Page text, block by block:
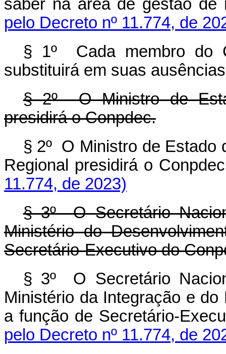
saber na área de gestão
pelo Decreto nº 11.774, de
§ 1º Cada membro do
substituirá em suas
§ 2º O Ministro de
presidirá o Conpdec.
§ 2º O Ministro de Estado
Regional presidirá o
11.774, de 2023)
§ 3º O Secretário
Ministério do
Secretário-Executivo do
§ 3º O Secretário
Ministério da Integração e
a função de Secretário-
pelo Decreto nº 11.774, de